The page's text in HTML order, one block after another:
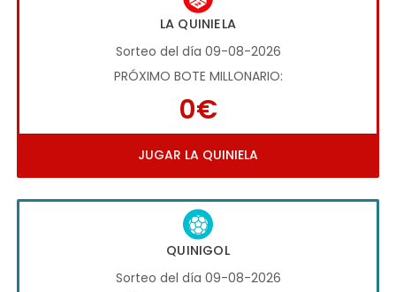
LA QUINIELA
Sorteo del día 09-08-2026
PRÓXIMO BOTE MILLONARIO:
0€
JUGAR LA QUINIELA
QUINIGOL
Sorteo del día 09-08-2026